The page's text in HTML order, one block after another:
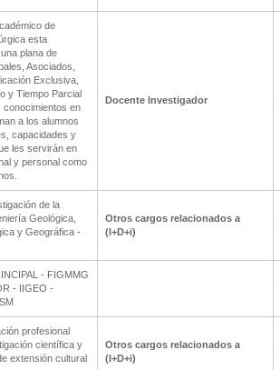
de
esta
plana de
Asociados,
Exclusiva,
y Tiempo Parcial
conocimientos en
a los alumnos
capacidades y
les servirán en
y personal como
Docente Investigador
de la
Geológica,
y Geográfica -
Otros cargos relacionados a
(I+D+i)
- FIGMMG
- IIGEO -
profesional
científica y
extensión cultural
Otros cargos relacionados a
(I+D+i)